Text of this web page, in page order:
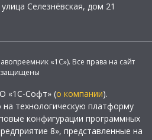
улица Селезнёвская, дом 21
«1С»). Все права на сайт
защищены
«1С-Софт» (о компании).
технологическую платформу
конфигурации программных
8», представленные на